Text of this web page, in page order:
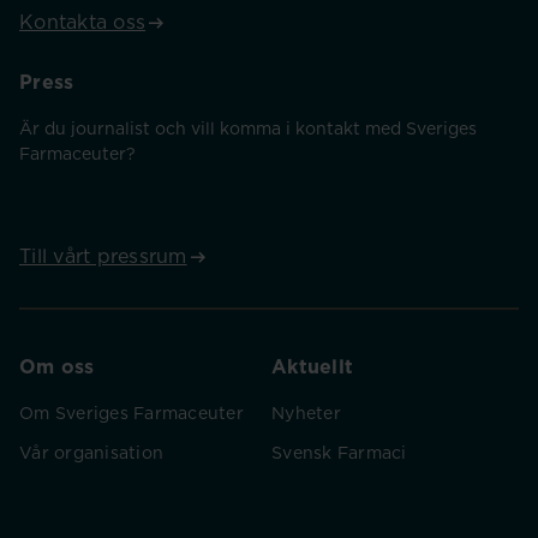
Kontakta oss
Press
Är du journalist och vill komma i kontakt med Sveriges
Farmaceuter?
Till vårt pressrum
Om oss
Om Sveriges Farmaceuter
Vår organisation
Aktuellt
Nyheter
Svensk Farmaci